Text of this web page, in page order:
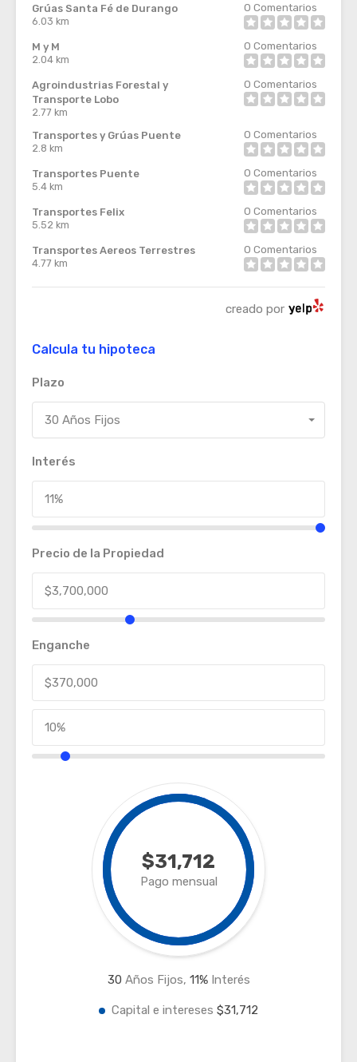
Grúas Santa Fé de Durango
6.03 km
0 Comentarios
M y M
2.04 km
0 Comentarios
Agroindustrias Forestal y
Transporte Lobo
2.77 km
0 Comentarios
Transportes y Grúas Puente
2.8 km
0 Comentarios
Transportes Puente
5.4 km
0 Comentarios
Transportes Felix
5.52 km
0 Comentarios
Transportes Aereos Terrestres
4.77 km
0 Comentarios
creado por
Calcula tu hipoteca
Plazo
30 Años Fijos
Interés
Precio de la Propiedad
Enganche
$31,712
Pago mensual
30 Años Fijos, 11%Interés
Capital e intereses $31,712